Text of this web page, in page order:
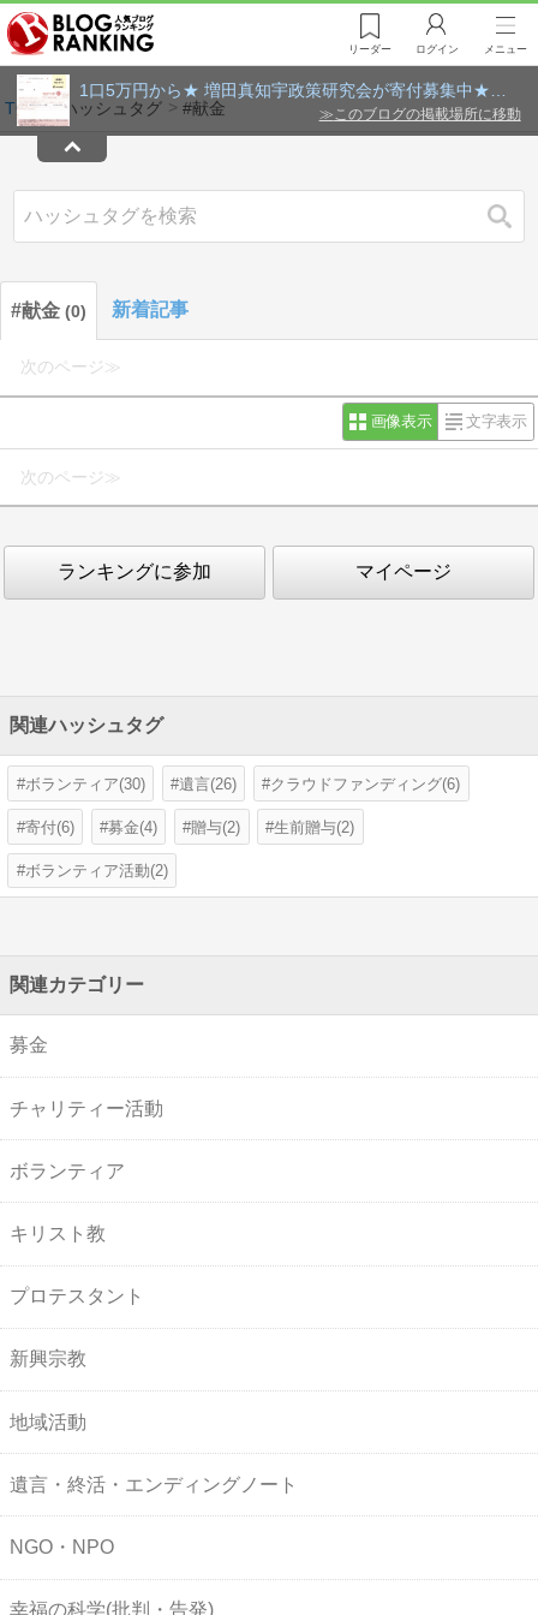
リーダー ログイン メニュー
≫ このブログの掲載場所に移動
TOP ハッシュタグ #献金
検索
#献金 0 新着記事
次のページ≫
画像表示 文字表示
次のページ≫
ランキングに参加 マイページ
関連ハッシュタグ
ボランティア(30) 遺言(26) クラウドファンディング(6)
寄付(6) 募金(4) 贈与(2) 生前贈与(2)
ボランティア活動(2)
関連カテゴリー
募金
チャリティー活動
ボランティア
キリスト教
プロテスタント
新興宗教
地域活動
遺言・終活・エンディングノート
NGO・NPO
幸福の科学(批判・告発)